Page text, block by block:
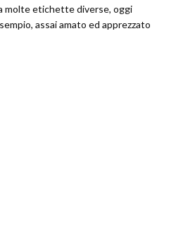
molte etichette diverse, oggi
assai amato ed apprezzato